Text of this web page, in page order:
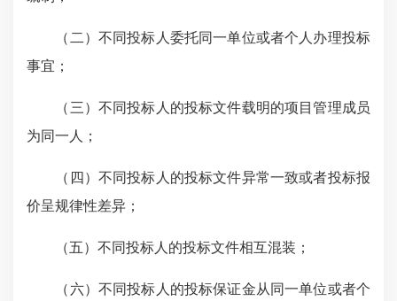
（二）不同投标人委托同一单位或者个人办理投标
事宜；
（三）不同投标人的投标文件载明的项目管理成员
为同一人；
（四）不同投标人的投标文件异常一致或者投标报
价呈规律性差异；
（五）不同投标人的投标文件相互混装；
（六）不同投标人的投标保证金从同一单位或者个